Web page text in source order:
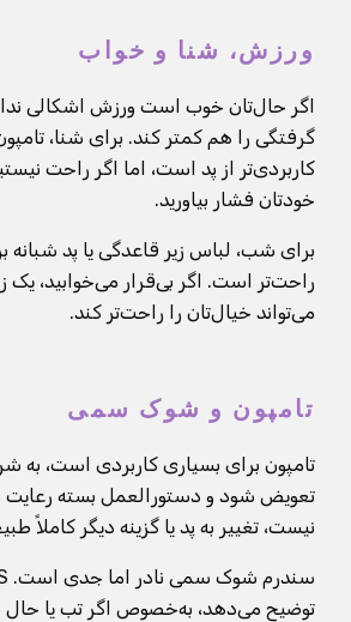
ورزش، شنا و خواب
اگر حال‌تان خوب است ورزش اشکالی
گرفتگی را هم کمتر کند. برای شنا،
کاربردی‌تر از پد است، اما اگر راحت
خودتان فشار بیاورید.
برای شب، لباس زیر قاعدگی یا پد شبانه
راحت‌تر است. اگر بی‌قرار می‌خوابید، یک
می‌تواند خیال‌تان را راحت‌تر کند.
تامپون و شوک سمی
تامپون برای بسیاری کاربردی است، به
تعویض شود و دستورالعمل بسته
نیست، تغییر به پد یا گزینه دیگر کاملاً
توضیح می‌دهد، به‌خصوص اگر تب یا حال